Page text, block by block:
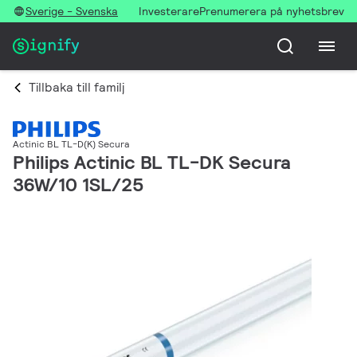
Sverige - Svenska InvesterarePrenumerera på nyhetsbrev
Tillbaka till familj
Actinic BL TL-D(K) Secura
Philips Actinic BL TL-DK Secura
36W/10 1SL/25